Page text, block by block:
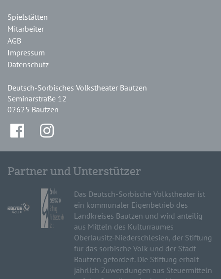
Spielstätten
Mitarbeiter
AGB
Impressum
Datenschutz
Deutsch-Sorbisches Volkstheater Bautzen
Seminarstraße 12
02625 Bautzen
Partner und Unterstützer
Das Deutsch-Sorbische Volkstheater ist
ein kommunaler Eigenbetrieb des
Landkreises Bautzen und wird anteilig
aus Mitteln des Kulturraumes
Oberlausitz-Niederschlesien, der Stiftung
für das sorbische Volk und der Stadt
Bautzen gefördert. Die Stiftung erhält
jährlich Zuwendungen aus Steuermitteln